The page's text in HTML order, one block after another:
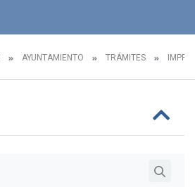
AYUNTAMIENTO TRÁMITES